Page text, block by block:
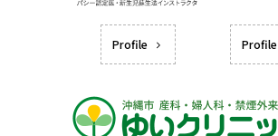
Profile Profile